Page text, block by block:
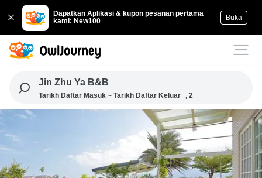
Dapatkan Aplikasi & kupon pesanan pertama
kami: New100
Buka
Jin Zhu Ya B&B
Tarikh Daftar Masuk ~ Tarikh Daftar Keluar , 2